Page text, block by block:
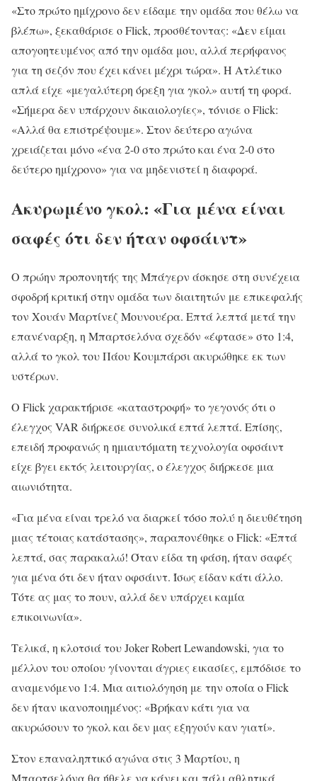
«Στο πρώτο ημίχρονο δεν είδαμε την ομάδα που θέλω να
βλέπω», ξεκαθάρισε ο Flick, προσθέτοντας: «Δεν είμαι
απογοητευμένος από την ομάδα μου, αλλά περήφανος
για τη σεζόν που έχει κάνει μέχρι τώρα». Η Ατλέτικο
απλά είχε «μεγαλύτερη όρεξη για γκολ» αυτή τη φορά.
«Σήμερα δεν υπάρχουν δικαιολογίες», τόνισε ο Flick:
«Αλλά θα επιστρέψουμε». Στον δεύτερο αγώνα
χρειάζεται μόνο «ένα 2-0 στο πρώτο και ένα 2-0 στο
δεύτερο ημίχρονο» για να μηδενιστεί η διαφορά.
Ακυρωμένο γκολ: «Για μένα είναι
σαφές ότι δεν ήταν οφσάιντ»
Ο πρώην προπονητής της Μπάγερν άσκησε στη συνέχεια
σφοδρή κριτική στην ομάδα των διαιτητών με επικεφαλής
τον Χουάν Μαρτίνεζ Μουνουέρα. Επτά λεπτά μετά την
επανέναρξη, η Μπαρτσελόνα σχεδόν «έφτασε» στο 1:4,
αλλά το γκολ του Πάου Κουμπάρσι ακυρώθηκε εκ των
υστέρων.
Ο Flick χαρακτήρισε «καταστροφή» το γεγονός ότι ο
έλεγχος VAR διήρκεσε συνολικά επτά λεπτά. Επίσης,
επειδή προφανώς η ημιαυτόματη τεχνολογία οφσάιντ
είχε βγει εκτός λειτουργίας, ο έλεγχος διήρκεσε μια
αιωνιότητα.
«Για μένα είναι τρελό να διαρκεί τόσο πολύ η διευθέτηση
μιας τέτοιας κατάστασης», παραπονέθηκε ο Flick: «Επτά
λεπτά, σας παρακαλώ! Όταν είδα τη φάση, ήταν σαφές
για μένα ότι δεν ήταν οφσάιντ. Ίσως είδαν κάτι άλλο.
Τότε ας μας το πουν, αλλά δεν υπάρχει καμία
επικοινωνία».
Τελικά, η κλοτσιά του Joker Robert Lewandowski, για το
μέλλον του οποίου γίνονται άγριες εικασίες, εμπόδισε το
αναμενόμενο 1:4. Μια αιτιολόγηση με την οποία ο Flick
δεν ήταν ικανοποιημένος: «Βρήκαν κάτι για να
ακυρώσουν το γκολ και δεν μας εξηγούν καν γιατί».
Στον επαναληπτικό αγώνα στις 3 Μαρτίου, η
Μπαρτσελόνα θα ήθελε να κάνει και πάλι αθλητικά